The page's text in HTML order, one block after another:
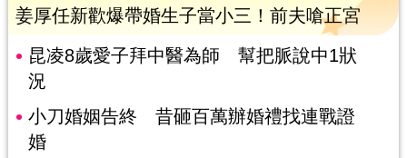
姜厚任新歡爆帶婚生子當小三！前夫嗆正宮
昆凌8歲愛子拜中醫為師 幫把脈說中1狀
況
小刀婚姻告終 昔砸百萬辦婚禮找連戰證
婚